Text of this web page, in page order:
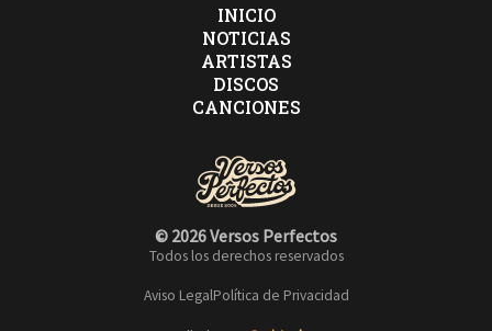
INICIO
NOTICIAS
ARTISTAS
DISCOS
CANCIONES
© 2026 Versos Perfectos
Todos los derechos reservados
Aviso LegalPolítica de Privacidad